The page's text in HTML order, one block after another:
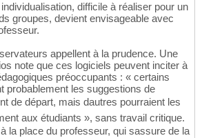
difficile à réaliser pour un
groupes, devient envisageable avec
appellent à la prudence. Une
note que ces logiciels peuvent inciter à
préoccupants : « certains
probablement les suggestions de
de départ, mais dautres pourraient les
aux étudiants », sans travail critique.
la place du professeur, qui sassure de la